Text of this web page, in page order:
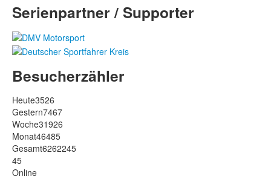
Serienpartner / Supporter
Besucherzähler
Heute3526
Gestern7467
Woche31926
Monat46485
Gesamt6262245
45
Online